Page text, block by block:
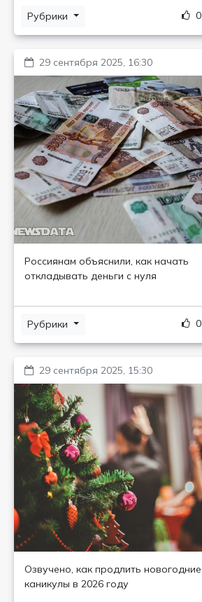
Рубрики 0
29 сентября 2025, 16:30
Россиянам объяснили, как начать
откладывать деньги с нуля
Рубрики 0
29 сентября 2025, 15:30
Озвучено, как продлить новогодние
каникулы в 2026 году